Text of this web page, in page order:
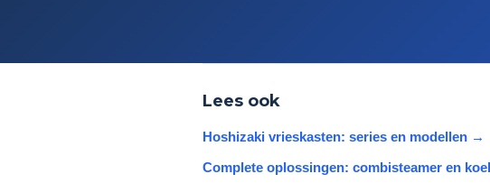
Lees ook
Hoshizaki vrieskasten: series en modellen →
Complete oplossingen: combisteamer en